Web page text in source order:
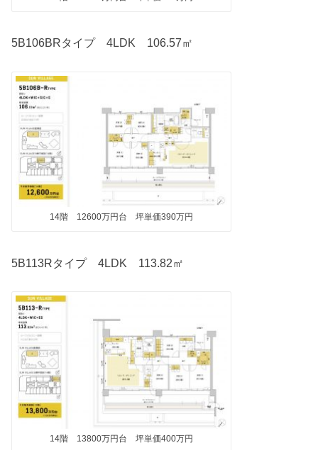
5B106BRタイプ 4LDK 106.57㎡
14階 12600万円台 坪単価390万円
5B113Rタイプ 4LDK 113.82㎡
14階 13800万円台 坪単価400万円